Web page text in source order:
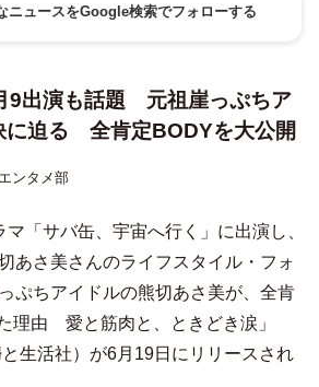
ニュースをGoogle検索でフォローする
出演も話題 元祖崖っぷちア
に迫る 全肯定BODYを大公開
ンタメ部
「サバ缶、宇宙へ行く」に出演し、
あさ美さんのライフスタイル・フォ
ぷちアイドルの熊切あさ美が、全肯
理由 愛と筋肉と、ときどき涙」
と生活社）が6月19日にリリースされ